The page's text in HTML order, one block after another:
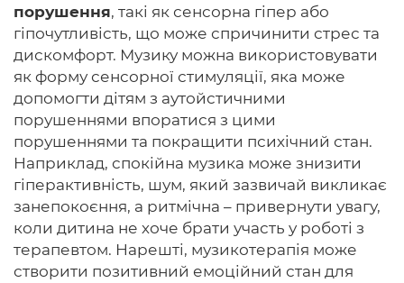
порушення, такі як сенсорна гіпер або
гіпочутливість, що може спричинити стрес та
дискомфорт. Музику можна використовувати
як форму сенсорної стимуляції, яка може
допомогти дітям з аутойстичними
порушеннями впоратися з цими
порушеннями та покращити психічний стан.
Наприклад, спокійна музика може знизити
гіперактивність, шум, який зазвичай викликає
занепокоєння, а ритмічна – привернути увагу,
коли дитина не хоче брати участь у роботі з
терапевтом. Нарешті, музикотерапія може
створити позитивний емоційний стан для